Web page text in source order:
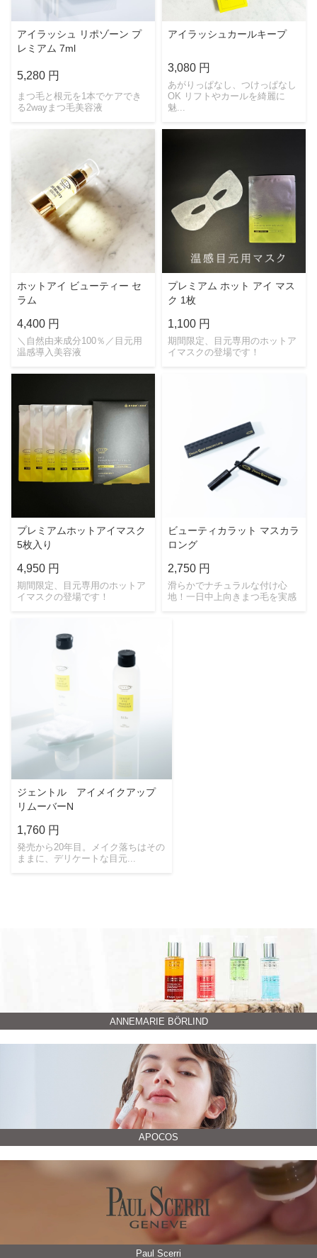
ANNEMARIE BÖRLIND
APOCOS
Paul Scerri
アイラッシュ リポゾーン プ
レミアム 7ml
5,280 円
まつ毛と根元を1本でケアでき
る2wayまつ毛美容液
アイラッシュカールキープ
3,080 円
あがりっぱなし、つけっぱなし
OK リフトやカールを綺麗に
魅...
ホットアイ ビューティー セ
ラム
4,400 円
＼自然由来成分100％／目元用
温感導入美容液
プレミアム ホット アイ マス
ク 1枚
1,100 円
期間限定、目元専用のホットア
イマスクの登場です！
プレミアムホットアイマスク
5枚入り
4,950 円
期間限定、目元専用のホットア
イマスクの登場です！
ビューティカラット マスカラ
ロング
2,750 円
滑らかでナチュラルな付け心
地！一日中上向きまつ毛を実感
ジェントル アイメイクアップ
リムーバーN
1,760 円
発売から20年目。メイク落ちはその
ままに、デリケートな目元...